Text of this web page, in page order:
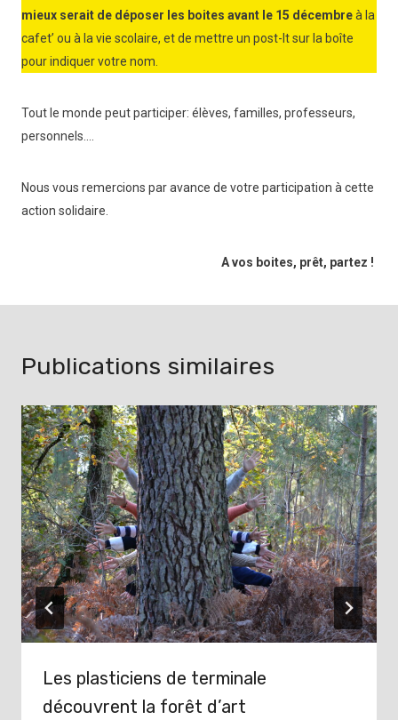
mieux serait de déposer les boites avant le 15 décembreà la
cafet’ ou à la vie scolaire, et de mettre un post-It sur la boîte
pour indiquer votre nom.
Tout le monde peut participer: élèves, familles, professeurs,
personnels….
Nous vous remercions par avance de votre participation à cette
action solidaire.
A vos boites, prêt, partez !
Publications similaires
Les plasticiens de terminale
découvrent la forêt d’art